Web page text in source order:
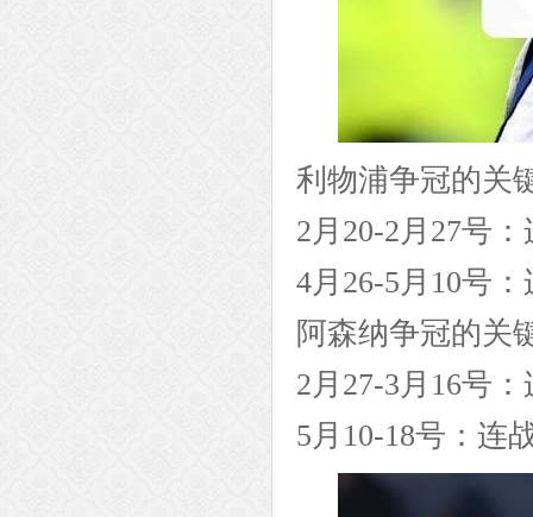
利物浦争冠的关
2月20-2月27号
4月26-5月10号
阿森纳争冠的关
2月27-3月16号
5月10-18号：连